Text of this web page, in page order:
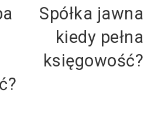
Spółka jawna
kiedy pełna
księgowość?